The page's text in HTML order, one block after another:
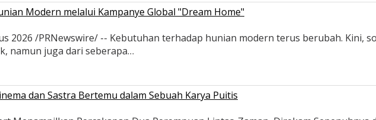
Modern melalui Kampanye Global "Dream Home"
2026 /PRNewswire/ -- Kebutuhan terhadap hunian modern terus berubah. Kini,
namun juga dari seberapa…
dan Sastra Bertemu dalam Sebuah Karya Puitis